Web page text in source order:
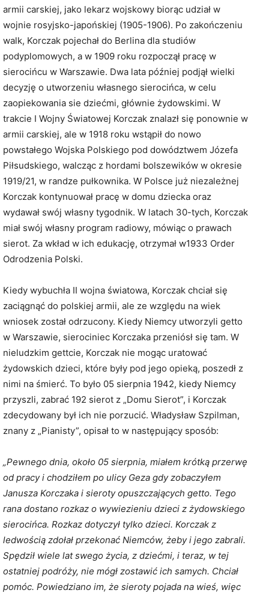
armii carskiej, jako lekarz wojskowy biorąc udział w
wojnie rosyjsko-japońskiej (1905-1906). Po zakończeniu
walk, Korczak pojechał do Berlina dla studiów
podyplomowych, a w 1909 roku rozpoczął pracę w
sierocińcu w Warszawie. Dwa lata później podjął wielki
decyzję o utworzeniu własnego sierocińca, w celu
zaopiekowania sie dziećmi, głównie żydowskimi. W
trakcie I Wojny Światowej Korczak znalazł się ponownie w
armii carskiej, ale w 1918 roku wstąpił do nowo
powstałego Wojska Polskiego pod dowództwem Józefa
Piłsudskiego, walcząc z hordami bolszewików w okresie
1919/21, w randze pułkownika. W Polsce już niezależnej
Korczak kontynuował pracę w domu dziecka oraz
wydawał swój własny tygodnik. W latach 30-tych, Korczak
miał swój własny program radiowy, mówiąc o prawach
sierot. Za wkład w ich edukację, otrzymał w1933 Order
Odrodzenia Polski.
Kiedy wybuchła II wojna światowa, Korczak chciał się
zaciągnąć do polskiej armii, ale ze względu na wiek
wniosek został odrzucony. Kiedy Niemcy utworzyli getto
w Warszawie, sierociniec Korczaka przeniósł się tam. W
nieludzkim gettcie, Korczak nie mogąc uratować
żydowskich dzieci, które były pod jego opieką, poszedł z
nimi na śmierć. To było 05 sierpnia 1942, kiedy Niemcy
przyszli, zabrać 192 sierot z „Domu Sierot”, i Korczak
zdecydowany był ich nie porzucić. Władysław Szpilman,
znany z „Pianisty”, opisał to w następujący sposób:
„Pewnego dnia, około 05 sierpnia, miałem krótką przerwę
od pracy i chodziłem po ulicy Geza gdy zobaczyłem
Janusza Korczaka i sieroty opuszczających getto. Tego
rana dostano rozkaz o wywiezieniu dzieci z żydowskiego
sierocińca. Rozkaz dotyczył tylko dzieci. Korczak z
ledwością zdołał przekonać Niemców, żeby i jego zabrali.
Spędził wiele lat swego życia, z dziećmi, i teraz, w tej
ostatniej podróży, nie mógł zostawić ich samych. Chciał
pomóc. Powiedziano im, że sieroty pojada na wieś, więc